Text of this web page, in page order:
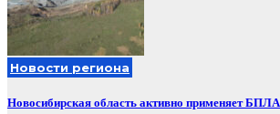
Новости региона
Новосибирская область активно применяет